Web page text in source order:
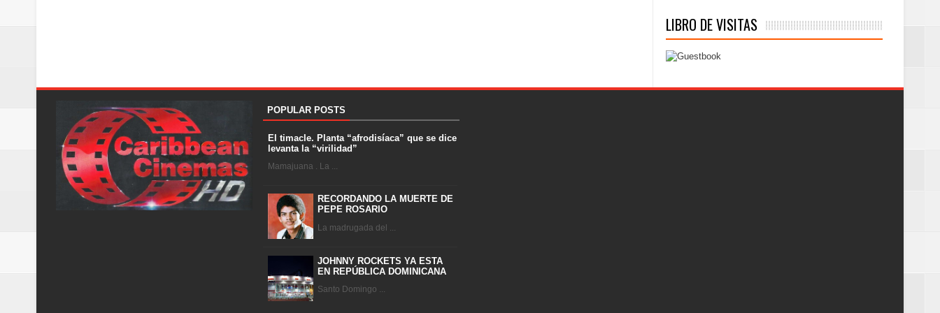
LIBRO DE VISITAS
POPULAR POSTS
El timacle. Planta “afrodisíaca” que se dice
levanta la “virilidad”
Mamajuana . La ...
RECORDANDO LA MUERTE DE
PEPE ROSARIO
La madrugada del ...
JOHNNY ROCKETS YA ESTA
EN REPÚBLICA DOMINICANA
Santo Domingo ...